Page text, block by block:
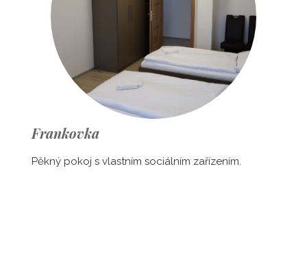
Frankovka
Pěkný pokoj s vlastním sociálním zařízením.